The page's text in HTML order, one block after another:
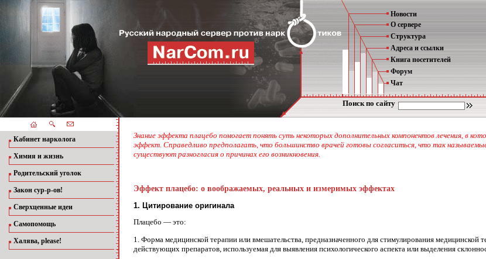
Новости
О сервере
Структура
Адреса и ссылки
Книга посетителей
Форум
Чат
Поиск по сайту
Кабинет нарколога
Химия и жизнь
Родительский уголок
Закон сур-р-ов!
Сверхценные идеи
Самопомощь
Халява, please!
Знание эффекта плацебо помогает понять суть некоторых дополнительных компонентов лечения, в
эффект. Справедливо предполагать, что большинство врачей готовы согласиться, что так
существуют разногласия о причинах его возникновения.
Эффект плацебо: о воображаемых, реальных и измеримых эффектах
1. Цитирование оригинала
Плацебо — это:
1. Форма медицинской терапии или вмешательства, предназначенного для стимулирования медицинской
действующих препаратов, используемая для выявления психологического аспекта или выделения